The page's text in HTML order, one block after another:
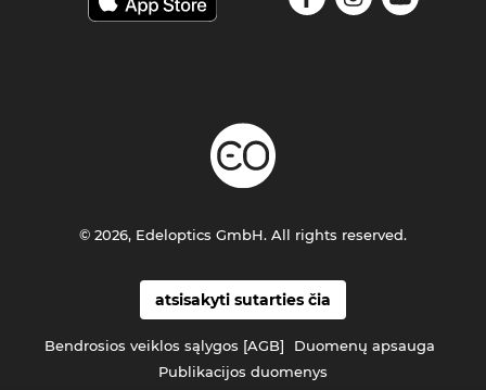
atsisakyti sutarties čia
Bendrosios veiklos sąlygos [AGB]
Duomenų apsauga
Publikacijos duomenys
© 2026, Edeloptics GmbH. All rights reserved.